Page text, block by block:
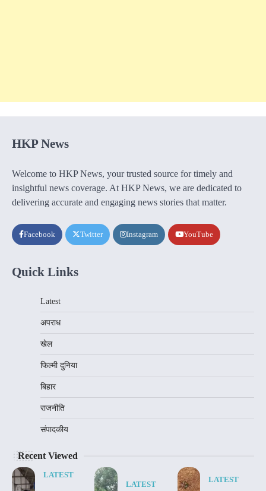
HKP News
Welcome to HKP News, your trusted source for timely and
insightful news coverage. At HKP News, we are dedicated to
delivering accurate and engaging news stories that matter.
Facebook Twitter Instagram YouTube
Quick Links
Latest
अपराध
खेल
फिल्मी दुनिया
बिहार
राजनीति
संपादकीय
Recent Viewed
LATEST
LATEST
LATEST